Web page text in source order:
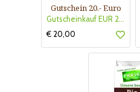
Gutschein 20.- Euro
Gutscheinkauf EUR 20.-
€ 20,00